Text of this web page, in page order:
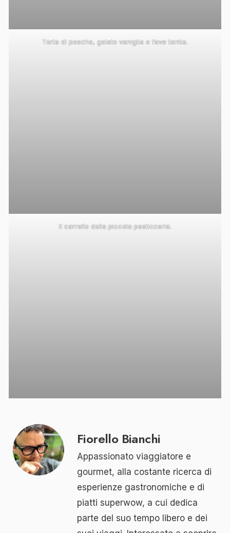
Torta di pesche, gelato vaniglia e fave tonka.
Il carrello della piccola pasticceria.
Fiorello Bianchi
Appassionato viaggiatore e
gourmet, alla costante ricerca di
esperienze gastronomiche e di
piatti superwow, a cui dedica
parte del suo tempo libero e dei